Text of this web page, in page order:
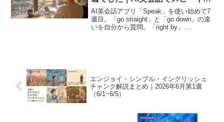
グ練習を続けてみて
AI英会話アプリ「Speak」を使い始めて7
週目。「go straight」と「go down」の違
いを自分から質問。「right by」
エンジョイ・シンプル・イングリッシュ
チャンク解説まとめ｜2026年6月第1週
（6/1~6/5）